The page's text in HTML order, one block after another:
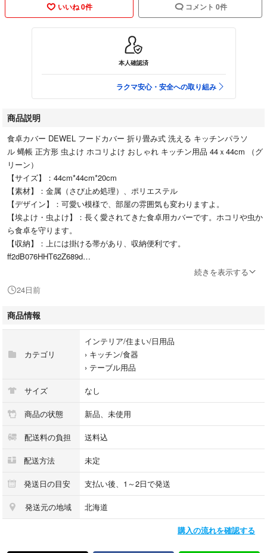
いいね 0件 コメント 0件
本人確認済
ラクマ安心・安全への取り組み
商品説明
食卓カバー DEWEL フードカバー 折り畳み式 洗える キッチンパラソ
ル 蝿帳 正方形 虫よけ ホコリよけ おしゃれ キッチン用品 44ｘ44cm （グ
リーン）
【サイズ】：44cm*44cm*20cm
【素材】：金属（さび止め処理）、ポリエステル
【デザイン】：可愛い模様で、部屋の雰囲気も変わりますよ。
【埃よけ・虫よけ】：長く愛されてきた食卓用カバーです。ホコリや虫か
ら食卓を守ります。
【収納】：上には掛ける帯があり、収納便利です。
ff2dB076HHT62Z689d
上記をご確認頂き、ご購入いただけましたら幸いです。
何かご不明な点がございましたらお気軽にメッセージからお問い合わせ下
さい。
続きを表示する
24日前
商品情報
カテゴリ
インテリア/住まい/日用品
› キッチン/食器
› テーブル用品
サイズ なし
商品の状態 新品、未使用
配送料の負担 送料込
配送方法 未定
発送日の目安 支払い後、1～2日で発送
発送元の地域 北海道
購入の流れを確認する